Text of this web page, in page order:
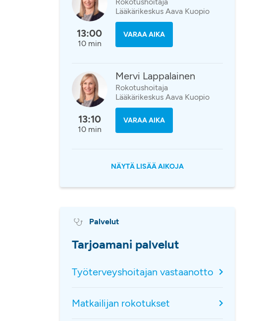
13:00
10 min
Lääkärikeskus Aava Kuopio
VARAA AIKA
13:10
10 min
Mervi Lappalainen
Rokotushoitaja
Lääkärikeskus Aava Kuopio
VARAA AIKA
NÄYTÄ LISÄÄ AIKOJA
Palvelut
Tarjoamani palvelut
Työterveyshoitajan vastaanotto
Matkailijan rokotukset